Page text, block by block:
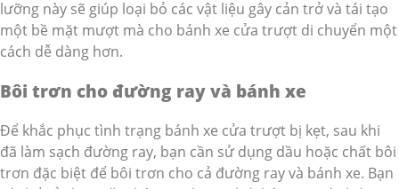
lưỡng này sẽ giúp loại bỏ các vật liệu gây cản trở và tái tạo
một bề mặt mượt mà cho bánh xe cửa trượt di chuyển một
cách dễ dàng hơn.
Bôi trơn cho đường ray và bánh xe
Để khắc phục tình trạng bánh xe cửa trượt bị kẹt, sau khi
đã làm sạch đường ray, bạn cần sử dụng dầu hoặc chất bôi
trơn đặc biệt để bôi trơn cho cả đường ray và bánh xe. Bạn